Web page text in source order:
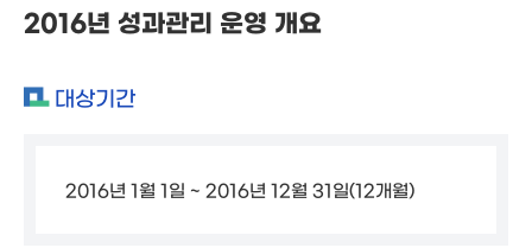
2016년 성과관리 운영 개요
대상기간
2016년 1월 1일 ~ 2016년 12월 31일(12개월)